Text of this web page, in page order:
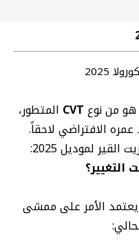
2025
هو من نوعCVT المتطور،
الافتراضي لاحقاً.
لموديل 2025:
أن السيارة موديل 2025، يعتمد الأمر على ممشى